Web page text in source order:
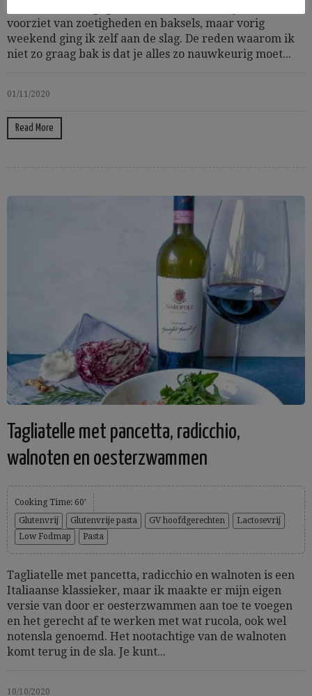
voorziet van zoetigheden en baksels, maar vorig
weekend ging ik zelf aan de slag. De reden waarom ik
niet zo graag bak is dat je alles zo nauwkeurig moet...
01/11/2020
Read More
Tagliatelle met pancetta, radicchio,
walnoten en oesterzwammen
Cooking Time: 60’
Glutenvrij
Glutenvrije pasta GV hoofdgerechten
Lactosevrij
Low Fodmap
Pasta
Tagliatelle met pancetta, radicchio en walnoten is een
Italiaanse klassieker, maar ik maakte er mijn eigen
versie van door er oesterzwammen aan toe te voegen
en het gerecht af te werken met wat rucola, ook wel
notensla genoemd. Het nootachtige van de walnoten
komt terug in de sla. Je kunt...
10/10/2020